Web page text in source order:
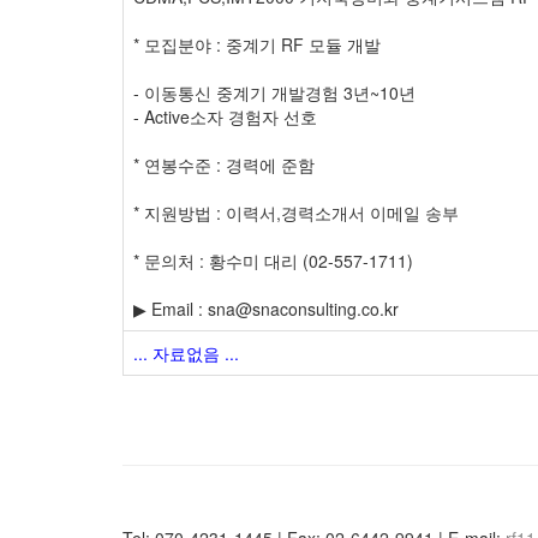
* 모집분야 : 중계기 RF 모듈 개발
- 이동통신 중계기 개발경험 3년~10년
- Active소자 경험자 선호
* 연봉수준 : 경력에 준함
* 지원방법 : 이력서,경력소개서 이메일 송부
* 문의처 : 황수미 대리 (02-557-1711)
▶ Email : sna@snaconsulting.co.kr
... 자료없음 ...